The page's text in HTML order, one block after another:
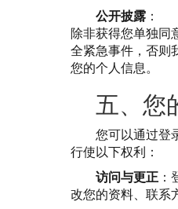
公开披露 ：
除非获得您单独同
全紧急事件，否则
您的个人信息。
五、您
您可以通过登
行使以下权利：
访问与更正
改您的资料、联系